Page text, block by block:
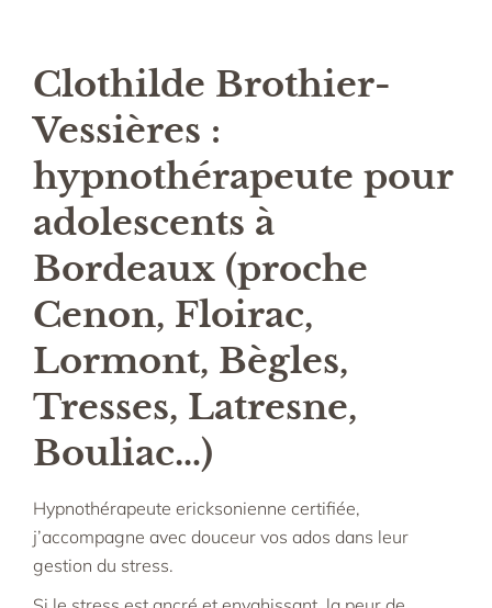
Clothilde Brothier-
Vessières :
hypnothérapeute pour
adolescents à
Bordeaux (proche
Cenon, Floirac,
Lormont, Bègles,
Tresses, Latresne,
Bouliac…)
Hypnothérapeute ericksonienne certifiée,
j’accompagne avec douceur vos ados dans leur
gestion du stress.